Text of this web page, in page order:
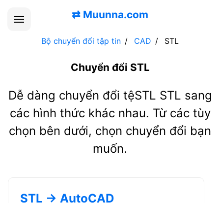
⇄ Muunna.com
Bộ chuyển đổi tập tin CAD STL
Chuyển đổi STL
Dễ dàng chuyển đổi tệSTL STL sang
các hình thức khác nhau. Từ các tùy
chọn bên dưới, chọn chuyển đổi bạn
muốn.
STL → AutoCAD